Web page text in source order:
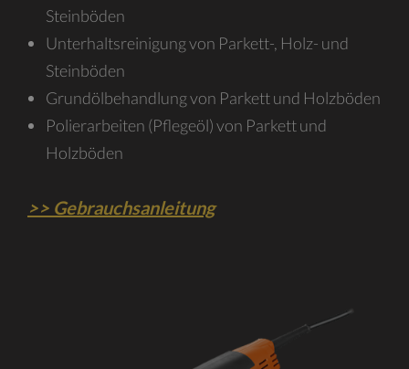
Steinböden
Unterhaltsreinigung von Parkett-, Holz- und
Steinböden
Grundölbehandlung von Parkett und Holzböden
Polierarbeiten (Pflegeöl) von Parkett und
Holzböden
>> Gebrauchsanleitung